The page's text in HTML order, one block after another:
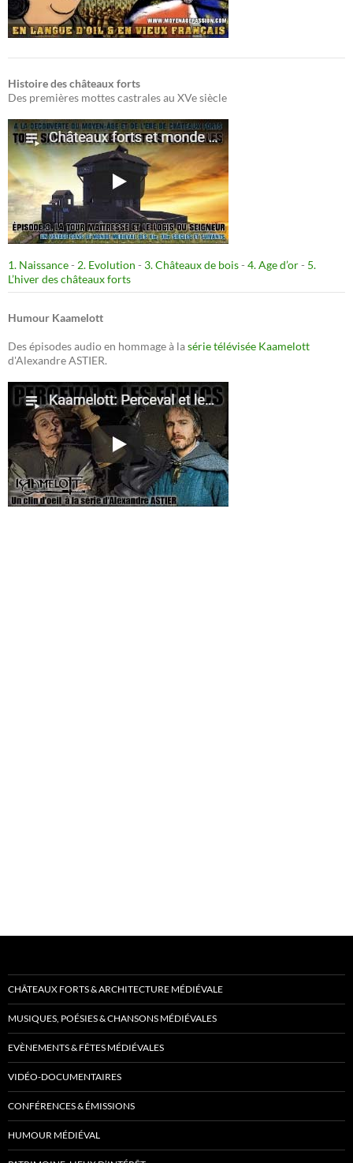
Histoire des châteaux forts
Des premières mottes castrales au XVe siècle
1. Naissance- 2. Evolution - 3. Châteaux de bois- 4. Age d’or- 5.
L’hiver des châteaux forts
Humour Kaamelott
Des épisodes audio en hommage à lasérie télévisée Kaamelott
d'Alexandre ASTIER.
CHÂTEAUX FORTS & ARCHITECTURE MÉDIÉVALE
MUSIQUES, POÉSIES & CHANSONS MÉDIÉVALES
EVÈNEMENTS & FÊTES MÉDIÉVALES
VIDÉO-DOCUMENTAIRES
CONFÉRENCES & ÉMISSIONS
HUMOUR MÉDIÉVAL